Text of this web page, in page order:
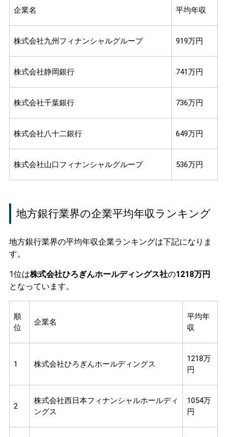
企業名 平均年収
株式会社九州フィナンシャルグループ 919万円
株式会社静岡銀行 741万円
株式会社千葉銀行 736万円
株式会社八十二銀行 649万円
株式会社山口フィナンシャルグループ 536万円
地方銀行業界の企業平均年収ランキング
地方銀行業界の平均年収企業ランキングは下記になりま
す。
1位は株式会社ひろぎんホールディングス社の1218万円
となっています。
順
位
企業名
平均年
収
1 株式会社ひろぎんホールディングス
1218万
円
2
株式会社西日本フィナンシャルホールディ
ングス
1054万
円